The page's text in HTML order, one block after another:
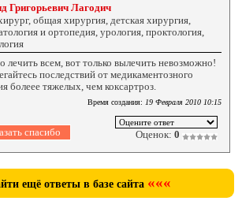
Григорьевич Лагодич
общая хирургия, детская хирургия,
и ортопедия, урология, проктология,
всем, вот только вылечить невозможно!
последствий от медикаментозного
болеее тяжелых, чем коксартроз.
Время создания: 19 Февраля 2010 10:15
Оценок: 0
ещё ответы в базе сайта «««